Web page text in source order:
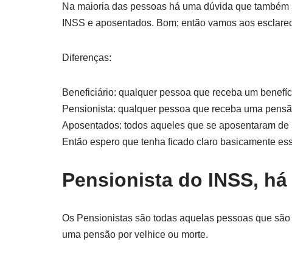
Na maioria das pessoas há uma dúvida que
INSS e aposentados. Bom; então vamos aos
Diferenças:
Beneficiário: qualquer pessoa que receba um
Pensionista: qualquer pessoa que receba uma
Aposentados: todos aqueles que se aposentaram
Então espero que tenha ficado claro basicamente
Pensionista do INSS,
Os Pensionistas são todas aquelas pessoas que
uma pensão por velhice ou morte.